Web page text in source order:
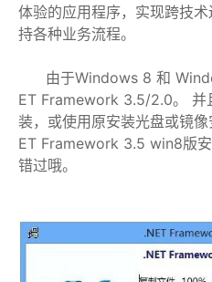
体验的应用程序，实现跨技
持各种业务流程。
由于Windows 8 和
ET Framework 3.5/2.0。 并
装，或使用原安装光盘或镜
ET Framework 3.5 win8版
错过哦。